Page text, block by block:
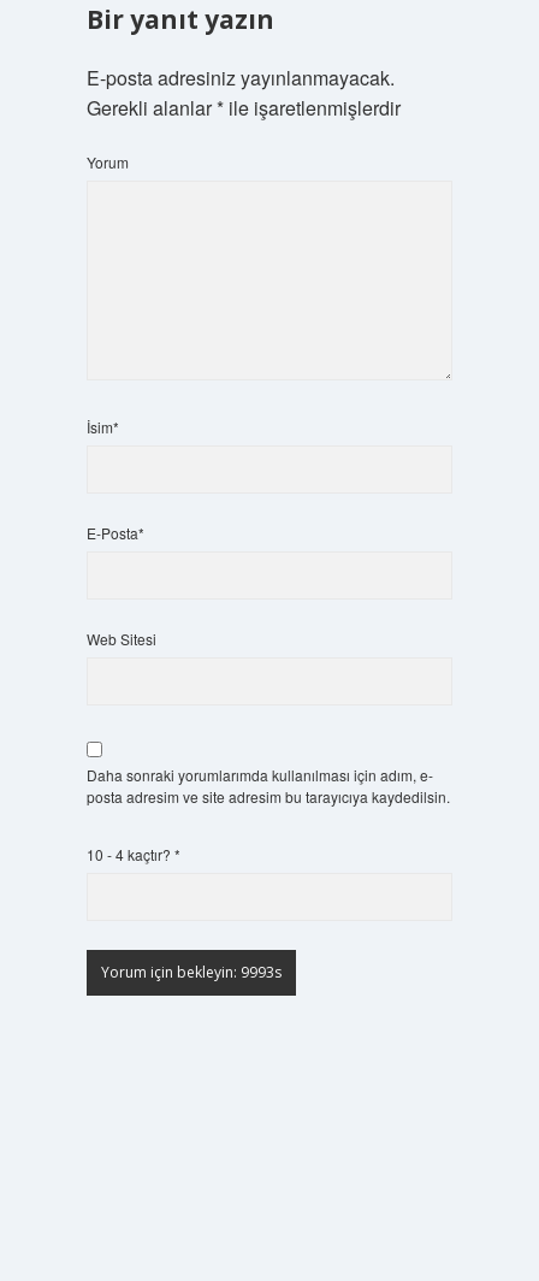
Bir yanıt yazın
E-posta adresiniz yayınlanmayacak.
Gerekli alanlar*ile işaretlenmişlerdir
Yorum
İsim*
E-Posta*
Web Sitesi
Daha sonraki yorumlarımda kullanılması için adım, e-
posta adresim ve site adresim bu tarayıcıya kaydedilsin.
10 - 4 kaçtır? *